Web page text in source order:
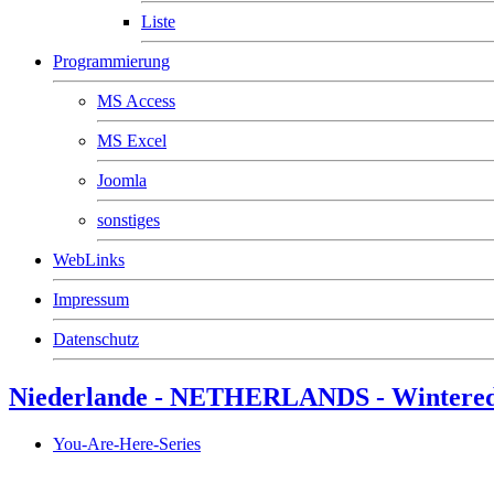
Liste
Programmierung
MS Access
MS Excel
Joomla
sonstiges
WebLinks
Impressum
Datenschutz
Niederlande - NETHERLANDS -
You-Are-Here-Series